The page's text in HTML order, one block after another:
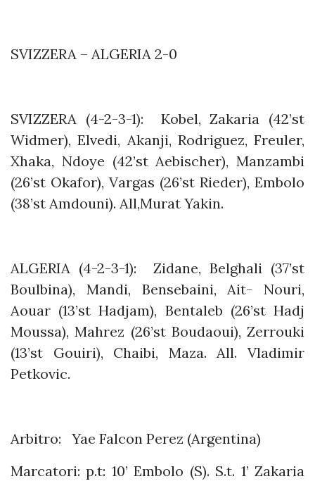
SVIZZERA – ALGERIA 2-0
SVIZZERA (4-2-3-1): Kobel, Zakaria (42’st
Widmer), Elvedi, Akanji, Rodriguez, Freuler,
Xhaka, Ndoye (42’st Aebischer), Manzambi
(26’st Okafor), Vargas (26’st Rieder), Embolo
(38’st Amdouni). All,Murat Yakin.
ALGERIA (4-2-3-1): Zidane, Belghali (37’st
Boulbina), Mandi, Bensebaini, Ait- Nouri,
Aouar (13’st Hadjam), Bentaleb (26’st Hadj
Moussa), Mahrez (26’st Boudaoui), Zerrouki
(13’st Gouiri), Chaibi, Maza. All. Vladimir
Petkovic.
Arbitro: Yae Falcon Perez (Argentina)
Marcatori: p.t: 10’ Embolo (S). S.t. 1’ Zakaria